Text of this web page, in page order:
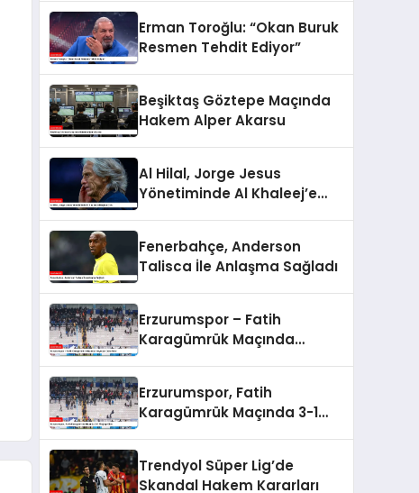
Erman Toroğlu: “Okan Buruk
Resmen Tehdit Ediyor”
Beşiktaş Göztepe Maçında
Hakem Alper Akarsu
Al Hilal, Jorge Jesus
Yönetiminde Al Khaleej’e
Fenerbahçe, Anderson
Talisca İle Anlaşma Sağladı
Erzurumspor – Fatih
Karagümrük Maçında
Erzurumspor, Fatih
Karagümrük Maçında 3-1
Trendyol Süper Lig’de
Skandal Hakem Kararları